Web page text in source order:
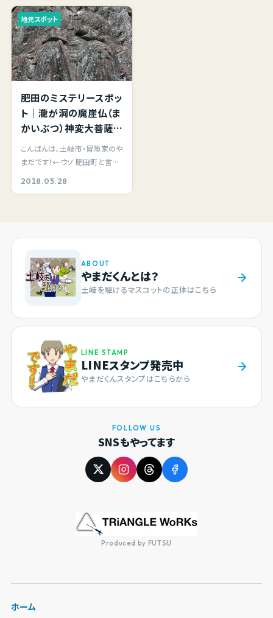
みんなが笑顔になれる
ケーキです。
肥田のミステリースポッ
ト｜瀧が洞の魔崖仏（ま
かいぶつ）神変大菩薩
（じんべんだいぼさつ）
の像を見に行ってきた。
こんばんは、土岐市・冒険家のや
まだです！←ウソ 肥田町と言え
2018.05.28
地元スポット
ABOUT
やまだくんとは？
土岐を駆けるマスコットの正体はこちら
LINE STAMP
LINEスタンプ発売中
やまだくんスタンプはこちらから
FOLLOW US
SNSもやってます
Produced by FUTSU
ホーム